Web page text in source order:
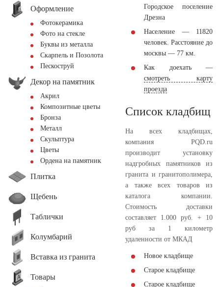
Оформление
Фотокерамика
Фото на стекле
Буквы из металла
Скарпель и Позолота
Пескоструй
Декор на памятник
Акрил
Композитные цветы
Бронза
Металл
Скульптура
Цветы
Ордена на памятник
Плитка
Щебень
Таблички
Колумбарий
Вставка из гранита
Товары
Городское поселение
Дрезна
Население — 11820
человек. Расстояние до
москвы — 77 км.
Как доехать —
смотреть карту
проезда
Список кладбищ
На всех кладбищах,
компания PQD.ru
производит установку
надгробных памятников из
гранита и гранитополимера,
а также всех товаров из
каталога компании.
Стоимость доставки
составляет 1.000 руб. + 10
руб за 1 километр
удаленности от МКАД
Новое кладбище
Старое кладбище
Старое кладбище